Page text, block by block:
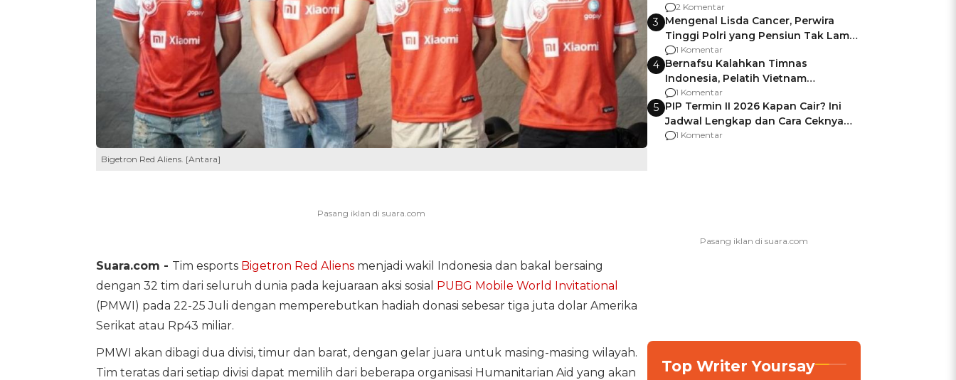
Bigetron Red Aliens. [Antara]
Suara.com - Tim esports Bigetron Red Aliensmenjadi wakil Indonesia dan bakal bersaing
dengan 32 tim dari seluruh dunia pada kejuaraan aksi sosial PUBG Mobile World Invitational
(PMWI) pada 22-25 Juli dengan memperebutkan hadiah donasi sebesar tiga juta dolar Amerika
Serikat atau Rp43 miliar.
PMWI akan dibagi dua divisi, timur dan barat, dengan gelar juara untuk masing-masing wilayah.
Tim teratas dari setiap divisi dapat memilih dari beberapa organisasi Humanitarian Aid yang akan
Pemalang
2 Komentar
3 Mengenal Lisda Cancer, Perwira
Tinggi Polri yang Pensiun Tak Lama
Usai Jadi Brigjen
1 Komentar
4 Bernafsu Kalahkan Timnas
Indonesia, Pelatih Vietnam
Berencana Pakai Jimat di Pakansari
1 Komentar
5 PIP Termin II 2026 Kapan Cair? Ini
Jadwal Lengkap dan Cara Ceknya
agar Dana Tidak Hangus!
1 Komentar
Top Writer Yoursay